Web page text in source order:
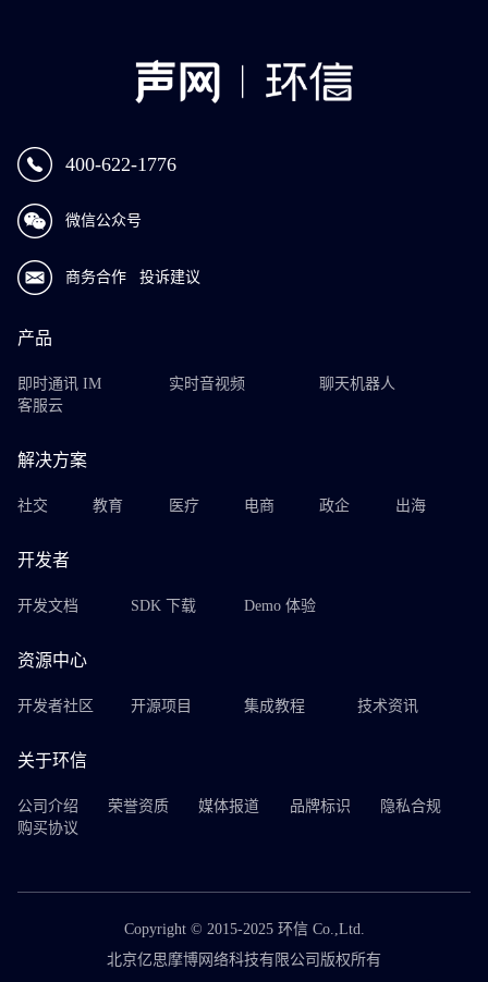
400-622-1776
微信公众号
商务合作 投诉建议
产品
即时通讯 IM 实时音视频
聊天机器人
客服云
解决方案
社交 教育 医疗 电商 政企 出海
开发者
开发文档 SDK 下载 Demo 体验
资源中心
开发者社区 开源项目 集成教程 技术资讯
关于环信
公司介绍 荣誉资质 媒体报道 品牌标识
隐私合规
购买协议
Copyright © 2015-2025 环信 Co.,Ltd.
北京亿思摩博网络科技有限公司版权所有